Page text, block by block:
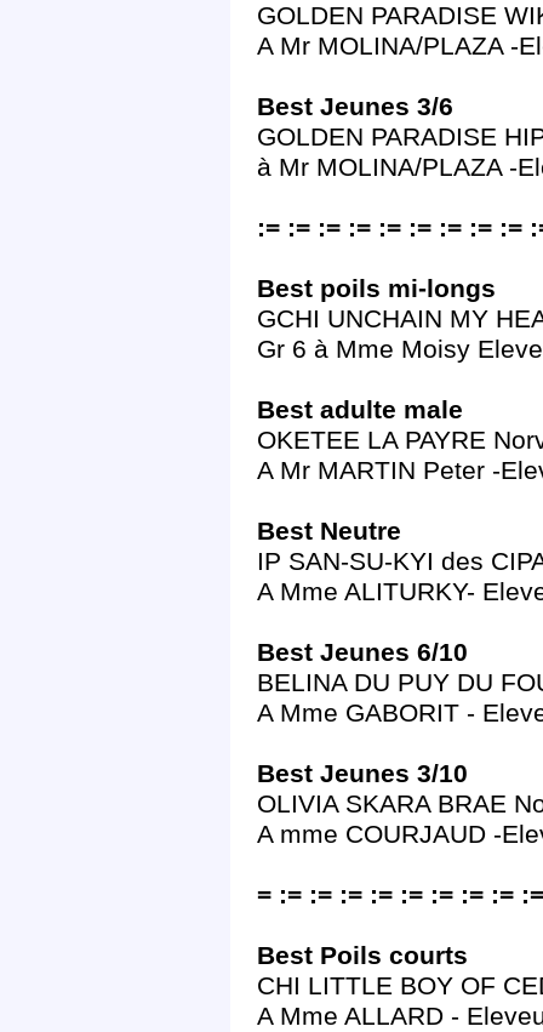
GOLDEN PARADISE
A Mr MOLINA/PLAZA -
Best Jeunes 3/6
GOLDEN PARADISE
à Mr MOLINA/PLAZA -
:= := := := := := := := :=
Best poils mi-longs
GCHI UNCHAIN MY
Gr 6 à Mme Moisy
Best adulte male
OKETEE LA PAYRE
A Mr MARTIN Peter -
Best Neutre
IP SAN-SU-KYI des
A Mme ALITURKY-
Best Jeunes 6/10
BELINA DU PUY DU
A Mme GABORIT -
Best Jeunes 3/10
OLIVIA SKARA BRAE
A mme COURJAUD -
= := := := := := := := :=
Best Poils courts
CHI LITTLE BOY OF
A Mme ALLARD -